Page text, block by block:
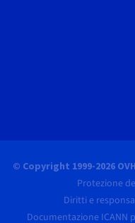
© Copyright 1999-2026
Protezione
Diritti e
Documentazione ICANN